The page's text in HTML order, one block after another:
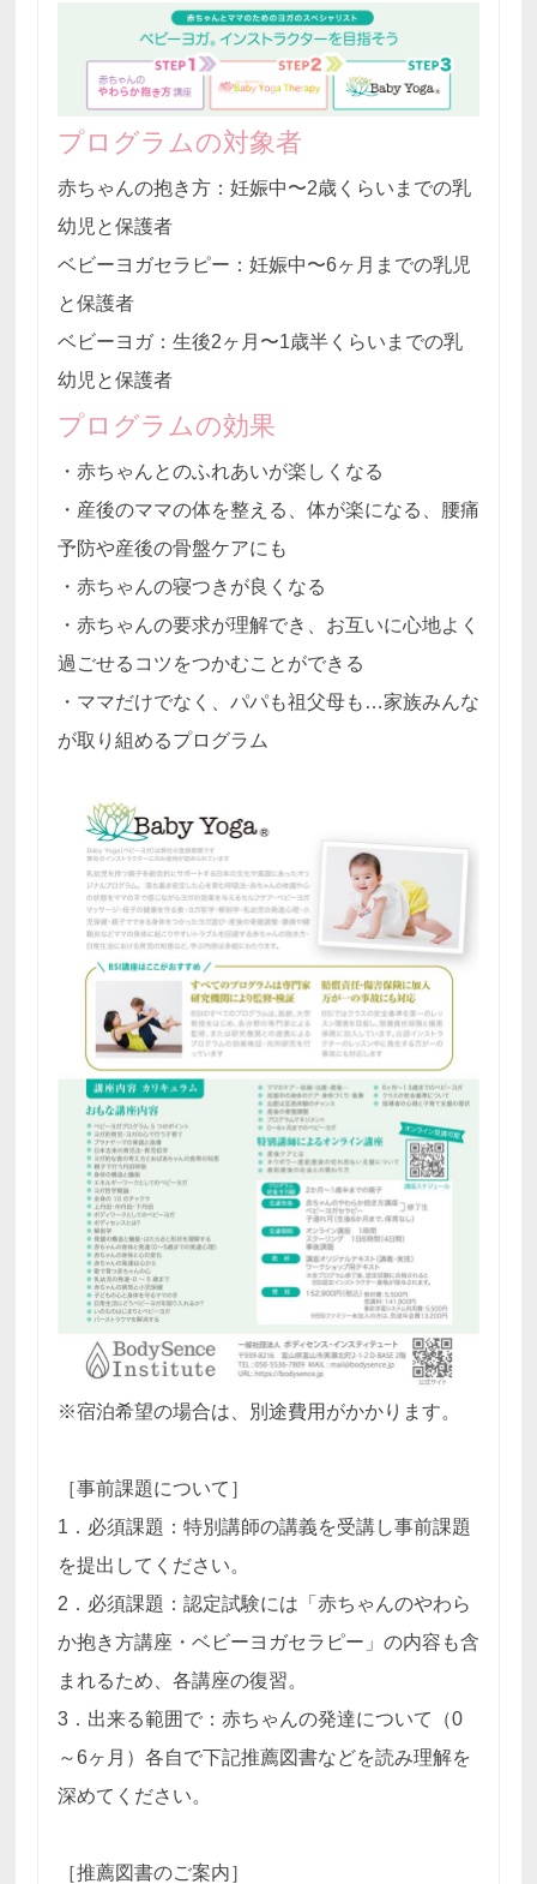
プログラムの対象者
赤ちゃんの抱き方：妊娠中〜2歳くらいまでの乳
幼児と保護者
ベビーヨガセラピー：妊娠中〜6ヶ月までの乳児
と保護者
ベビーヨガ：生後2ヶ月〜1歳半くらいまでの乳
幼児と保護者
プログラムの効果
・赤ちゃんとのふれあいが楽しくなる
・産後のママの体を整える、体が楽になる、腰痛
予防や産後の骨盤ケアにも
・赤ちゃんの寝つきが良くなる
・赤ちゃんの要求が理解でき、お互いに心地よく
過ごせるコツをつかむことができる
・ママだけでなく、パパも祖父母も…家族みんな
が取り組めるプログラム
※宿泊希望の場合は、別途費用がかかります。
［事前課題について］
1．必須課題：特別講師の講義を受講し事前課題
を提出してください。
2．必須課題：認定試験には「赤ちゃんのやわら
か抱き方講座・ベビーヨガセラピー」の内容も含
まれるため、各講座の復習。
3．出来る範囲で：赤ちゃんの発達について（0
～6ヶ月）各自で下記推薦図書などを読み理解を
深めてください。
［推薦図書のご案内］